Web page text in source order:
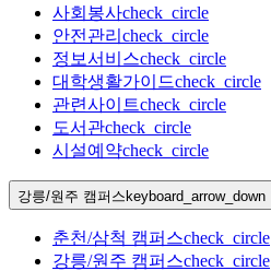
사회봉사check_circle
안전관리 check_circle
정보서비스check_circle
대학생활가이드check_circle
관련사이트check_circle
도서관check_circle
시설예약check_circle
강릉/원주 캠퍼스keyboard_arrow_down
춘천/삼척 캠퍼스check_circle
강릉/원주 캠퍼스check_circle